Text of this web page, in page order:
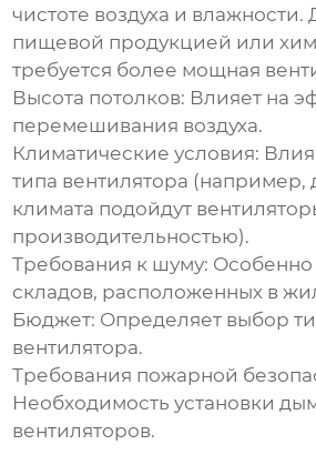
чистоте воздуха и влажности.
пищевой продукцией или
требуется более мощная
Высота потолков: Влияет на
перемешивания воздуха.
Климатические условия:
типа вентилятора (например,
климата подойдут
производительностью).
Требования к шуму:
складов, расположенных в
Бюджет: Определяет выбор
вентилятора.
Требования пожарной
Необходимость установки
вентиляторов.